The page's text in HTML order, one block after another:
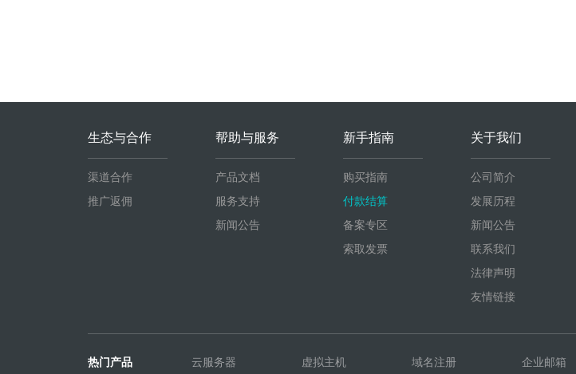
生态与合作
渠道合作
推广返佣
帮助与服务
产品文档
服务支持
新闻公告
新手指南
购买指南
付款结算
备案专区
索取发票
关于我们
公司简介
发展历程
新闻公告
联系我们
法律声明
友情链接
热门产品 云服务器 虚拟主机 域名注册 企业邮箱